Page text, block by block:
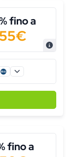
fino a
fino a